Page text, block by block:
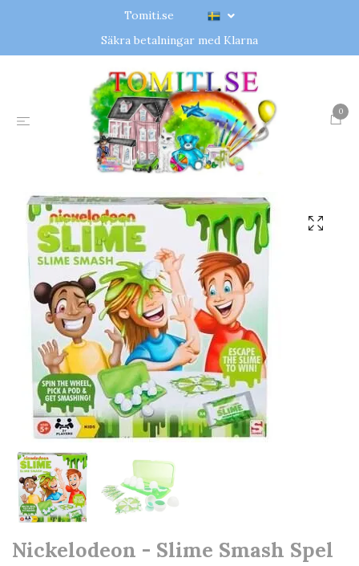
Tomiti.se
Säkra betalningar med Klarna
0
Nickelodeon - Slime Smash Spel